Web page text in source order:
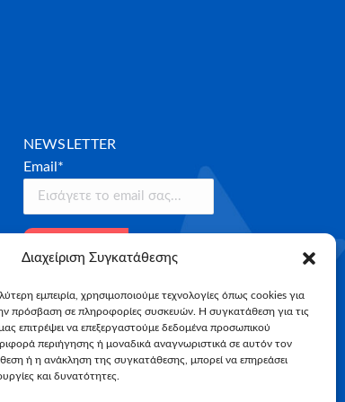
Διαχείριση Συγκατάθεσης
εμπειρία, χρησιμοποιούμε τεχνολογίες όπως cookies για
πρόσβαση σε πληροφορίες συσκευών. Η συγκατάθεση για τις
επιτρέψει να επεξεργαστούμε δεδομένα προσωπικού
περιήγησης ή μοναδικά αναγνωριστικά σε αυτόν τον
ή η ανάκληση της συγκατάθεσης, μπορεί να επηρεάσει
και δυνατότητες.
NEWSLETTER
Email*